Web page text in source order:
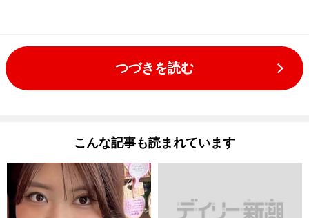
つづきを読む
こんな記事も読まれています